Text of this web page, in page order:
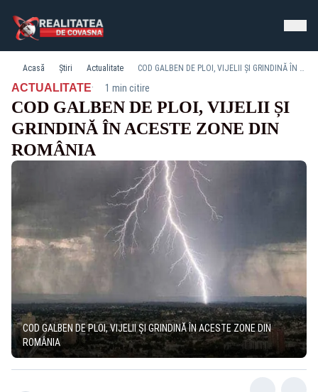
Acasă Știri Actualitate COD GALBEN DE PLOI, VIJELII ȘI GRINDINĂ ÎN ACESTE ZONE DIN ROMÂNIA
ACTUALITATE· 1 min citire
COD GALBEN DE PLOI, VIJELII ȘI
GRINDINĂ ÎN ACESTE ZONE DIN
ROMÂNIA
COD GALBEN DE PLOI, VIJELII ȘI GRINDINĂ ÎN ACESTE ZONE DIN
ROMÂNIA